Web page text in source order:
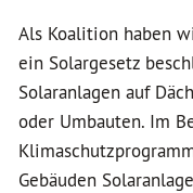
Als Koalition haben
ein Solargesetz
Solaranlagen auf
oder Umbauten. Im
Gebäuden